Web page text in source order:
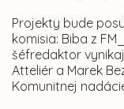
Projekty bude
komisia: Biba z
šéfredaktor
Atteliér a Marek
Komunitnej